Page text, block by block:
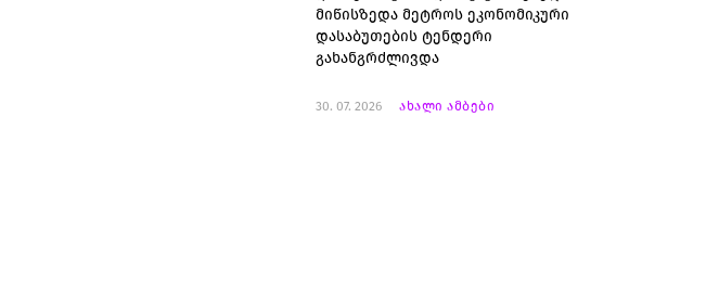
მიწისზედა მეტროს ეკონომიკური
დასაბუთების ტენდერი
გახანგრძლივდა
30. 07. 2026 ახალი ამბები